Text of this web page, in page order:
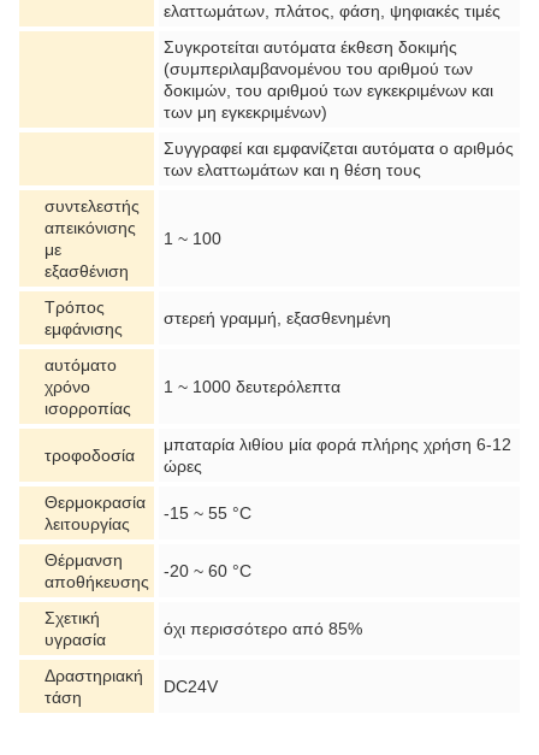
ελαττωμάτων, πλάτος, φάση, ψηφιακές τιμές
Συγκροτείται αυτόματα έκθεση δοκιμής
(συμπεριλαμβανομένου του αριθμού των
δοκιμών, του αριθμού των εγκεκριμένων και
των μη εγκεκριμένων)
Συγγραφεί και εμφανίζεται αυτόματα ο αριθμός
των ελαττωμάτων και η θέση τους
συντελεστής
απεικόνισης
με
εξασθένιση
1 ~ 100
Τρόπος
εμφάνισης
στερεή γραμμή, εξασθενημένη
αυτόματο
χρόνο
ισορροπίας
1 ~ 1000 δευτερόλεπτα
τροφοδοσία
μπαταρία λιθίου μία φορά πλήρης χρήση 6-12
ώρες
Θερμοκρασία
λειτουργίας
-15 ~ 55 °C
Θέρμανση
αποθήκευσης
-20 ~ 60 °C
Σχετική
υγρασία
όχι περισσότερο από 85%
Δραστηριακή
τάση
DC24V